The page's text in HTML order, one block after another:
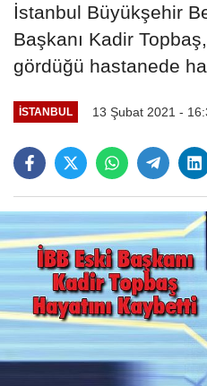
İstanbul Büyükşehir
Başkanı Kadir
gördüğü hastanede
İSTANBUL 13 Şubat 2021 -